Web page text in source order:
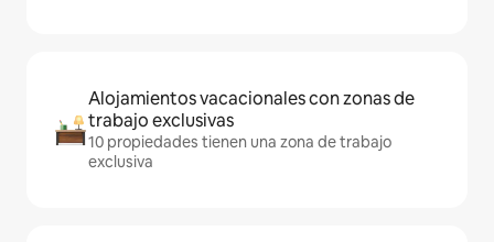
Alojamientos vacacionales con zonas de
trabajo exclusivas
10 propiedades tienen una zona de trabajo
exclusiva